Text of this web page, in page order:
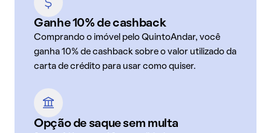
Ganhe 10% de cashback
Comprando o imóvel pelo QuintoAndar, você
ganha 10% de cashback sobre o valor utilizado da
carta de crédito para usar como quiser.
Opção de saque sem multa